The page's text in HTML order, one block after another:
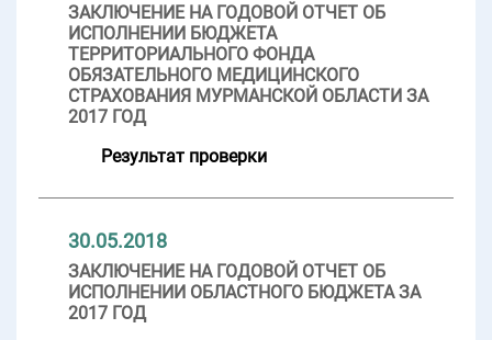
ЗАКЛЮЧЕНИЕ НА ГОДОВОЙ ОТЧЕТ ОБ
ИСПОЛНЕНИИ БЮДЖЕТА
ТЕРРИТОРИАЛЬНОГО ФОНДА
ОБЯЗАТЕЛЬНОГО МЕДИЦИНСКОГО
СТРАХОВАНИЯ МУРМАНСКОЙ ОБЛАСТИ ЗА
2017 ГОД
Результат проверки
30.05.2018
ЗАКЛЮЧЕНИЕ НА ГОДОВОЙ ОТЧЕТ ОБ
ИСПОЛНЕНИИ ОБЛАСТНОГО БЮДЖЕТА ЗА
2017 ГОД